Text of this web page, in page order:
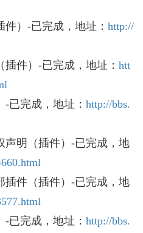
件）-已完成，地址： http://
件）-已完成，地址： htt
已完成，地址： http://bbs.
声明
（插件）-已完成， 地
插件（插件）-已完成，地
-已完成，地址： http://bbs.